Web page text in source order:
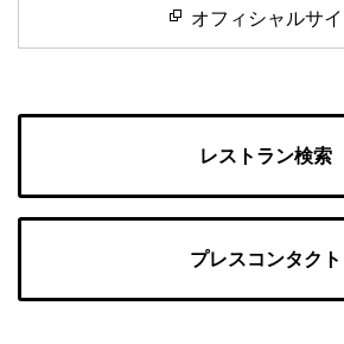
オフィシャルサイ
レストラン検索
プレスコンタクト